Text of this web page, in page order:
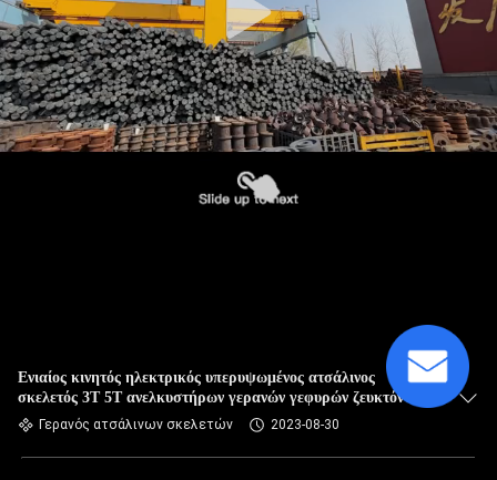
Ενιαίος κινητός ηλεκτρικός υπερυψωμένος ατσάλινος
σκελετός 3T 5T ανελκυστήρων γερανών γεφυρών ζευκτόντων
δοκώνΓερανός ατσάλινων σκελετών 2023-08-30